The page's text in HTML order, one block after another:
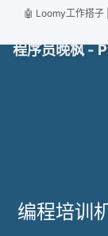
🤖 Loomy工作搭子
程序员晚枫 -
编程培训